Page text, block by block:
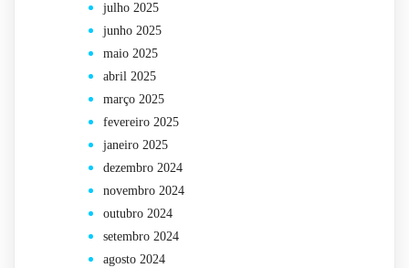
julho 2025
junho 2025
maio 2025
abril 2025
março 2025
fevereiro 2025
janeiro 2025
dezembro 2024
novembro 2024
outubro 2024
setembro 2024
agosto 2024